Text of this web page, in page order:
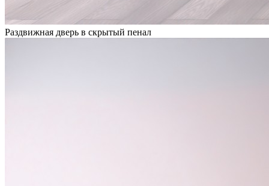
Раздвижная дверь в скрытый пенал